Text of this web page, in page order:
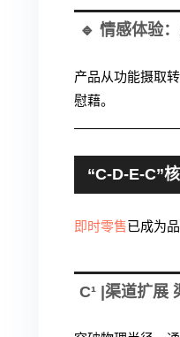
🔹 情感体验
产品从功能摄取
慰藉。
“C-D-E-C”
即时零售已成为
C¹ |渠道扩展